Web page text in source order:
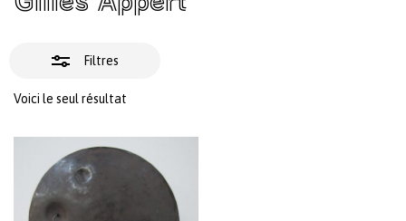
Filtres
Voici le seul résultat